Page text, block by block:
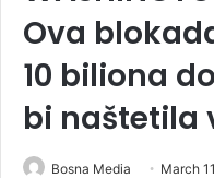
Ova
10 biliona
bi naštetila
Bosna Media March